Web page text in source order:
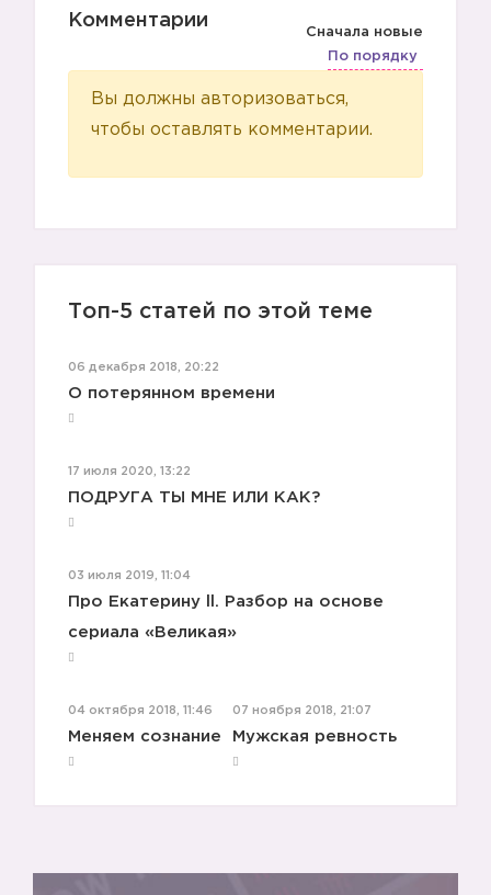
Комментарии
Сначала новые
По порядку
Вы должны авторизоваться,
чтобы оставлять комментарии.
Топ-5 статей по этой теме
06 декабря 2018, 20:22
О потерянном времени
17 июля 2020, 13:22
ПОДРУГА ТЫ МНЕ ИЛИ КАК?
03 июля 2019, 11:04
Про Екатерину ll. Разбор на основе
сериала «Великая»
04 октября 2018, 11:46
Меняем сознание
07 ноября 2018, 21:07
Мужская ревность